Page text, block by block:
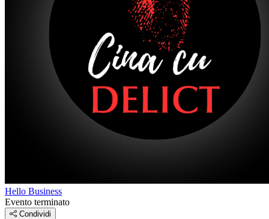
Hello Business
Evento terminato
Condividi